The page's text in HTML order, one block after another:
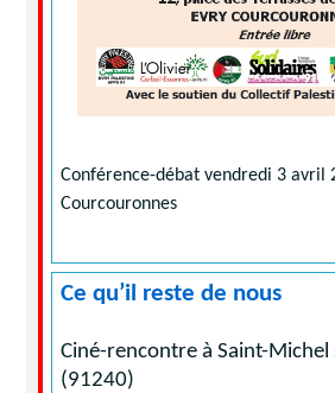
Conférence-débat vendredi 3 avril
Courcouronnes
Ce qu’il reste de nous
Ciné-rencontre à Saint-Michel
(91240)